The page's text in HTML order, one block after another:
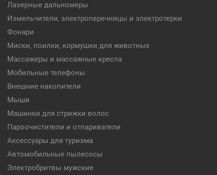
Лазерные дальномеры
Измельчители, электроперечницы и электротерки
Фонари
Миски, поилки, кормушки для животных
Массажеры и массажные кресла
Мобильные телефоны
Внешние накопители
Мыши
Машинки для стрижки волос
Пароочистители и отпариватели
Аксессуары для туризма
Автомобильные пылесосы
Электробритвы мужские